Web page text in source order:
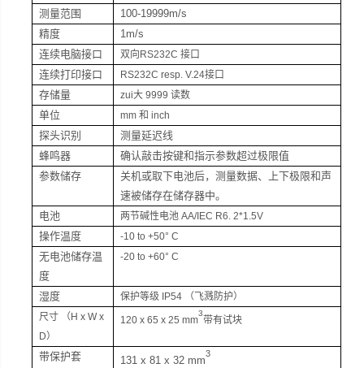
测量范围
100-19999m/s
精度
1m/s
连续电脑接口
双向 RS232C 接口
连续打印接口 RS232C resp. V.24接口
存储量 zui大 9999 读数
单位 mm 和 inch
探头识别
测量延迟线
蜂鸣器
确认敲击按键和指示参数超过极限值
参数储存
关机或取下电池后，测量数据、上下极限和声
速被储存在储存器中。
电池
两节碱性电池 AA/IEC R6. 2*1.5V
操作温度 -10 to +50° C
无电池储存温
度
-20 to +60° C
湿度 保护等级 IP54 （ 飞溅防护）
尺寸
（H x W x
D）
120 x 65 x 25 mm
3
带有试块
带保护套 131 x 81 x 32 mm
3